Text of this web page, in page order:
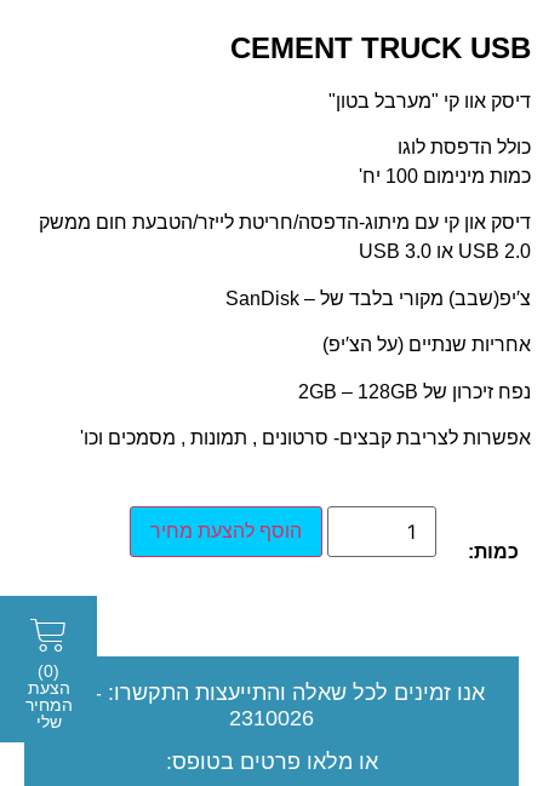
CEMENT TRUCK USB
דיסק אוו קי "מערבל בטון"
כולל הדפסת לוגו
כמות מינימום 100 יח'
דיסק און קי עם מיתוג-הדפסה/חריטת לייזר/הטבעת חום ממשק
USB 2.0 או USB 3.0
צ′יפ(שבב) מקורי בלבד של – SanDisk
אחריות שנתיים (על הצ′יפ)
נפח זיכרון של 2GB – 128GB
אפשרות לצריבת קבצים- סרטונים , תמונות , מסמכים וכו'
כמות:
הוסף להצעת מחיר
אנו זמינים לכל שאלה והתייעצות התקשרו: 077-
2310026
או מלאו פרטים בטופס:
(0)
הצעת
המחיר
שלי